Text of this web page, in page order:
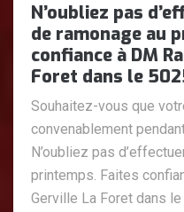
N’oubliez pas
de ramonage au
confiance à DM
Foret dans le
Souhaitez-vous que
convenablement
N’oubliez pas
printemps. Faites
Gerville La Foret dans